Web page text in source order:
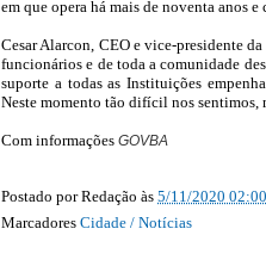
em que opera há mais de noventa anos
Cesar Alarcon, CEO e vice-presidente
funcionários e de toda a comunidade
suporte a todas as Instituições
Neste momento tão difícil nos sentimos,
Com informações GOVBA
Postado porRedação às 5/11/2020
Marcadores Cidade / Notícias